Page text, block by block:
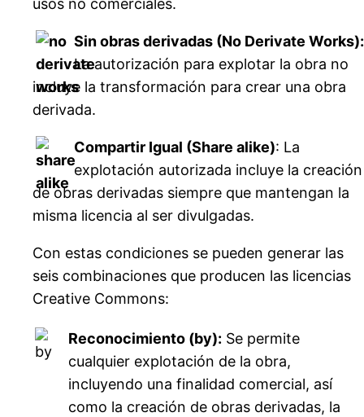
usos no comerciales.
Sin obras derivadas (No Derivate Works):
La autorización para explotar la obra no
incluye la transformación para crear una obra
derivada.
Compartir Igual (Share alike): La
explotación autorizada incluye la creación
de obras derivadas siempre que mantengan la
misma licencia al ser divulgadas.
Con estas condiciones se pueden generar las
seis combinaciones que producen las licencias
Creative Commons:
Reconocimiento (by): Se permite
cualquier explotación de la obra,
incluyendo una finalidad comercial, así
como la creación de obras derivadas, la